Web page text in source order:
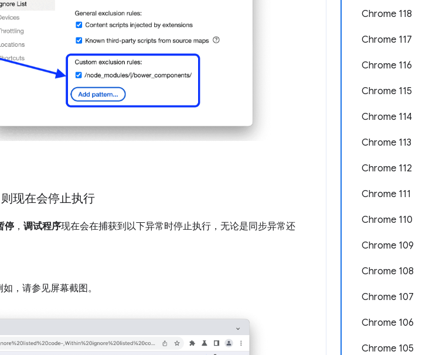
Chrome 118
Chrome 117
Chrome 116
Chrome 115
Chrome 114
Chrome 113
Chrome 112
Chrome 111
Chrome 110
Chrome 109
Chrome 108
Chrome 107
Chrome 106
Chrome 105
现在会停止执行
停 ， 调试程序现在会在捕获到以下异常时停止执行，无论是同步异常还
，请参见屏幕截图。